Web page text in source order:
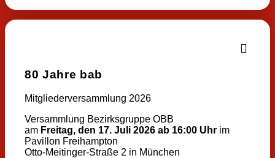
80 Jahre bab
Mitgliederversammlung 2026
Versammlung Bezirksgruppe OBB
am Freitag, den 17. Juli 2026 ab 16:00 Uhr im
Pavillon Freihampton
Otto-Meitinger-Straße 2 in München